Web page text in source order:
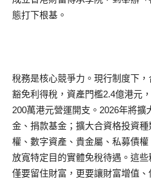
態打下根基。
稅務是核心競爭力。現行制度下
豁免利得稅，資產門檻2.4億港元
200萬港元營運開支。2026年將
金、捐款基金；擴大合資格投資
權、數字資產、貴金屬、私募債權
放寬特定目的實體免稅待遇。這
僅要留住財富，更要讓財富增值、